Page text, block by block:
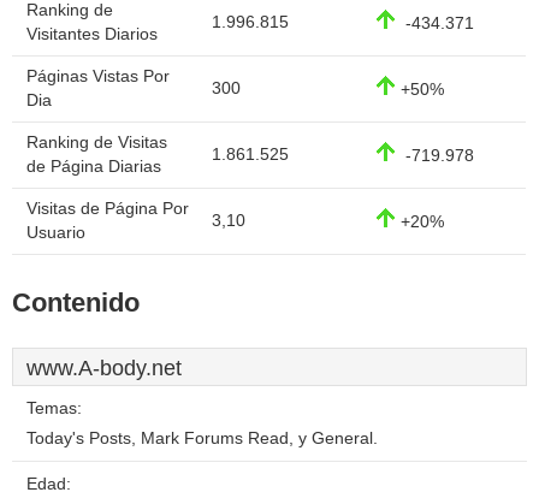
Ranking de
Visitantes Diarios
1.996.815 -434.371
Páginas Vistas Por
Dia
300 +50%
Ranking de Visitas
de Página Diarias
1.861.525 -719.978
Visitas de Página Por
Usuario
3,10 +20%
Contenido
www.A-body.net
Temas:
Today's Posts, Mark Forums Read, y General.
Edad: